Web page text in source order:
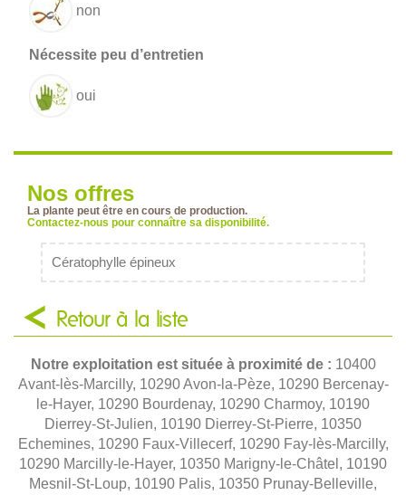
non
oui
Nos offres
La plante peut être en cours de production.
Contactez-nous pour connaître sa disponibilité.
Cératophylle épineux
Retour à la liste
Notre exploitation est située à proximité de : 10400
Avant-lès-Marcilly, 10290 Avon-la-Pèze, 10290 Bercenay-
le-Hayer, 10290 Bourdenay, 10290 Charmoy, 10190
Dierrey-St-Julien, 10190 Dierrey-St-Pierre, 10350
Echemines, 10290 Faux-Villecerf, 10290 Fay-lès-Marcilly,
10290 Marcilly-le-Hayer, 10350 Marigny-le-Châtel, 10190
Mesnil-St-Loup, 10190 Palis, 10350 Prunay-Belleville,